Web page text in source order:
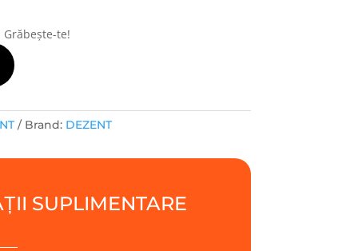
te!
Brand: DEZENT
SUPLIMENTARE